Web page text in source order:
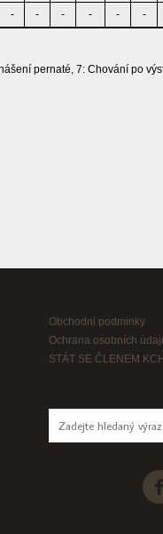
- - - - - -
pernaté, 7: Chování po
Obchodni podminky
Ochrana osobních
STÁT SE ČLENEM